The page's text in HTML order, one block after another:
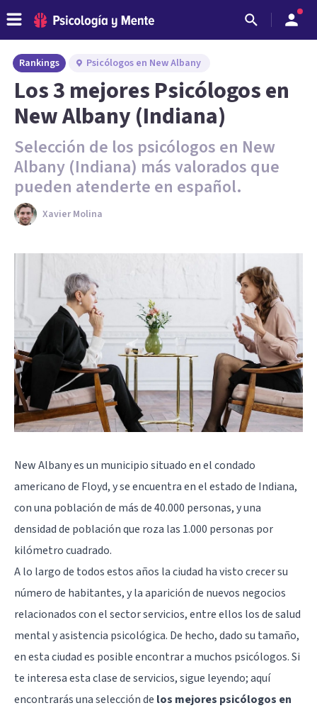
Rankings Psicólogos en New Albany
Los 3 mejores Psicólogos en
New Albany (Indiana)
Selección de los psicólogos en New
Albany (Indiana) más valorados que
pueden atenderte en español.
Xavier Molina
New Albany es un municipio situado en el condado
americano de Floyd, y se encuentra en el estado de Indiana,
con una población de más de 40.000 personas, y una
densidad de población que roza las 1.000 personas por
kilómetro cuadrado.
A lo largo de todos estos años la ciudad ha visto crecer su
número de habitantes, y la aparición de nuevos negocios
relacionados con el sector servicios, entre ellos los de salud
mental y asistencia psicológica. De hecho, dado su tamaño,
en esta ciudad es posible encontrar a muchos psicólogos. Si
te interesa esta clase de servicios, sigue leyendo; aquí
encontrarás una selección de los mejores psicólogos en